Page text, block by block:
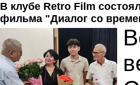
В клубе Retro Film
фильма "Диалог со